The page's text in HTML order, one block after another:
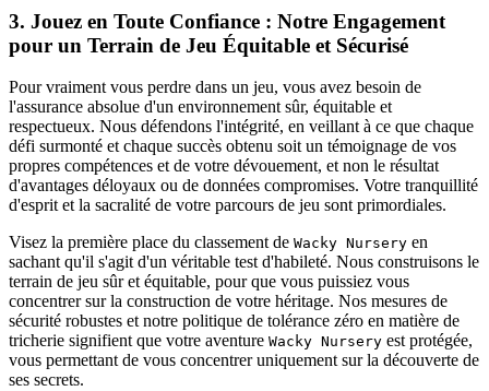
3. Jouez en Toute Confiance : Notre Engagement
pour un Terrain de Jeu Équitable et Sécurisé
Pour vraiment vous perdre dans un jeu, vous avez besoin de
l'assurance absolue d'un environnement sûr, équitable et
respectueux. Nous défendons l'intégrité, en veillant à ce que chaque
défi surmonté et chaque succès obtenu soit un témoignage de vos
propres compétences et de votre dévouement, et non le résultat
d'avantages déloyaux ou de données compromises. Votre tranquillité
d'esprit et la sacralité de votre parcours de jeu sont primordiales.
Visez la première place du classement de Wacky Nursery en
sachant qu'il s'agit d'un véritable test d'habileté. Nous construisons le
terrain de jeu sûr et équitable, pour que vous puissiez vous
concentrer sur la construction de votre héritage. Nos mesures de
sécurité robustes et notre politique de tolérance zéro en matière de
tricherie signifient que votre aventure Wacky Nursery est protégée,
vous permettant de vous concentrer uniquement sur la découverte de
ses secrets.